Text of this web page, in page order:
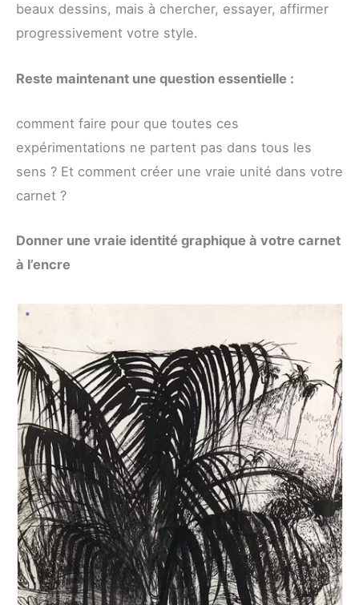
beaux dessins, mais à chercher, essayer, affirmer
progressivement votre style.
Reste maintenant une question essentielle :
comment faire pour que toutes ces
expérimentations ne partent pas dans tous les
sens ? Et comment créer une vraie unité dans votre
carnet ?
Donner une vraie identité graphique à votre carnet
à l’encre